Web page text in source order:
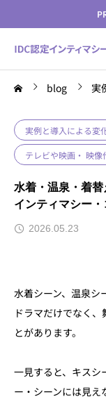
blog 実
実例と導入による変
テレビや映画・ 映
水着・温泉・着替
インティマシー
2026.05.23
水着シーン、温泉シ
ドラマだけでなく
とがあります。
一見すると、キスシ
ー・シーンには見え